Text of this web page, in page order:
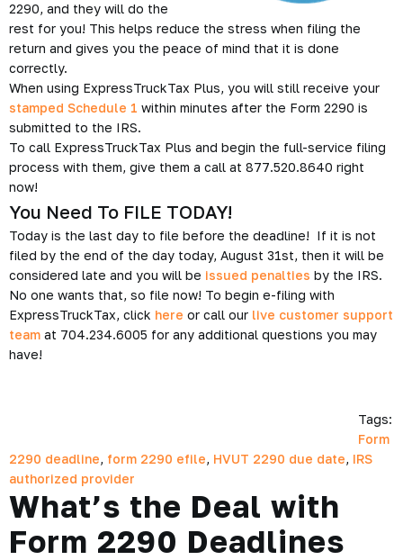
2290, and they will do the
rest for you! This helps reduce the stress when filing the
return and gives you the peace of mind that it is done
correctly.
When using ExpressTruckTax Plus, you will still receive your
stamped Schedule 1 within minutes after the Form 2290 is
submitted to the IRS.
To call ExpressTruckTax Plus and begin the full-service filing
process with them, give them a call at 877.520.8640 right
now!
You Need To FILE TODAY!
Today is the last day to file before the deadline! If it is not
filed by the end of the day today, August 31st, then it will be
considered late and you will be issued penalties by the IRS.
No one wants that, so file now! To begin e-filing with
ExpressTruckTax, click here or call our live customer support
team at 704.234.6005 for any additional questions you may
have!
Tags:
Form
2290 deadline, form 2290 efile, HVUT 2290 due date, IRS
authorized provider
What’s the Deal with
Form 2290 Deadlines